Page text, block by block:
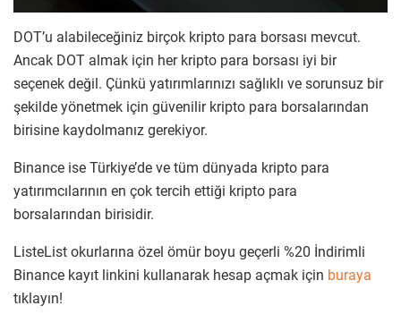
DOT’u alabileceğiniz birçok kripto para borsası mevcut.
Ancak DOT almak için her kripto para borsası iyi bir
seçenek değil. Çünkü yatırımlarınızı sağlıklı ve sorunsuz bir
şekilde yönetmek için güvenilir kripto para borsalarından
birisine kaydolmanız gerekiyor.
Binance ise Türkiye’de ve tüm dünyada kripto para
yatırımcılarının en çok tercih ettiği kripto para
borsalarından birisidir.
ListeList okurlarına özel ömür boyu geçerli %20 İndirimli
Binance kayıt linkini kullanarak hesap açmak için buraya
tıklayın!